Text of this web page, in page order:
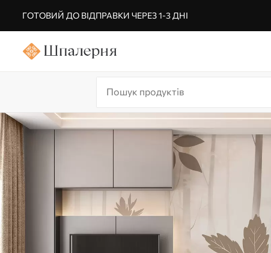
ГОТОВИЙ ДО ВІДПРАВКИ ЧЕРЕЗ 1-3 ДНІ